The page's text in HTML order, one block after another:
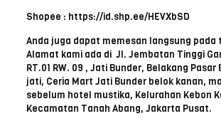
Shopee : https://id.shp.ee/HEVXbSD
Anda juga dapat memesan langsung pada
Alamat kami ada di Jl. Jembatan Tinggi
RT.01 RW. 09 , Jati Bunder, Belakang Pasar
jati, Ceria Mart Jati Bunder belok kanan,
sebelum hotel mustika, Kelurahan Kebon
Kecamatan Tanah Abang, Jakarta Pusat.